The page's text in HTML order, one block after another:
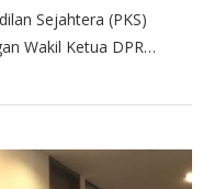
Sejahtera (PKS)
Wakil Ketua DPR…